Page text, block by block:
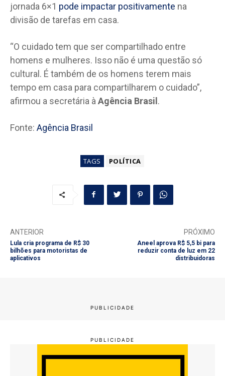
jornada 6×1 pode impactar positivamente na
divisão de tarefas em casa.
“O cuidado tem que ser compartilhado entre
homens e mulheres. Isso não é uma questão só
cultural. É também de os homens terem mais
tempo em casa para compartilharem o cuidado”,
afirmou a secretária à Agência Brasil .
Fonte: Agência Brasil
TAGS POLÍTICA
ANTERIOR
Lula cria programa de R$ 30
bilhões para motoristas de
aplicativos
PRÓXIMO
Aneel aprova R$ 5,5 bi para
reduzir conta de luz em 22
distribuidoras